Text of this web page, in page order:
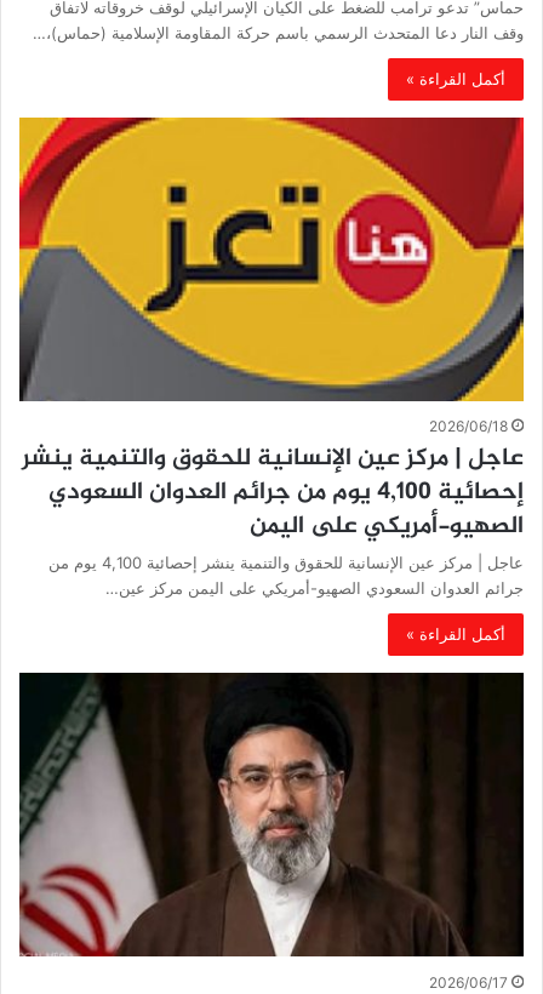
حماس” تدعو ترامب للضغط على الكيان الإسرائيلي لوقف خروقاته لاتفاق
وقف النار دعا المتحدث الرسمي باسم حركة المقاومة الإسلامية (حماس)،…
أكمل القراءة »
2026/06/18
عاجل | مركز عين الإنسانية للحقوق والتنمية ينشر
إحصائية 4,100 يوم من جرائم العدوان السعودي
الصهيو-أمريكي على اليمن
عاجل | مركز عين الإنسانية للحقوق والتنمية ينشر إحصائية 4,100 يوم من
جرائم العدوان السعودي الصهيو-أمريكي على اليمن مركز عين…
أكمل القراءة »
2026/06/17